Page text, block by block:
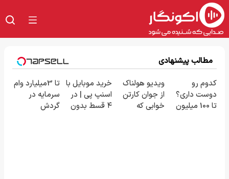
مطالب پیشنهادی
کدوم رو
دوست داری؟
تا 100 میلیون
ویدیو هولناک
از جوان کارتن
خوابی که
خرید موبایل با
اسنپ پی | در
۴ قسط بدون
تا 3میلیارد وام
سرمایه در
گردش